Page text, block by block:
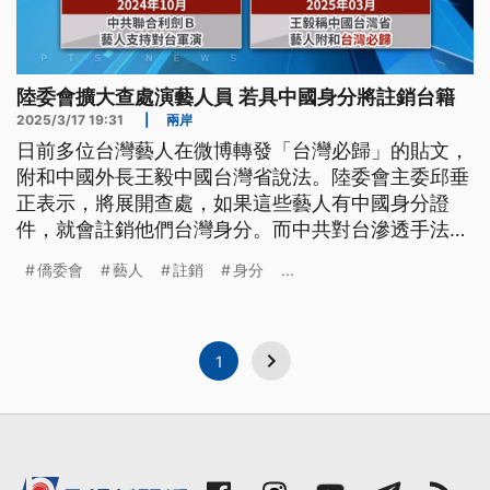
陸委會擴大查處演藝人員 若具中國身分將註銷台籍
2025/3/17 19:31 兩岸
日前多位台灣藝人在微博轉發「台灣必歸」的貼文，
附和中國外長王毅中國台灣省說法。陸委會主委邱垂
正表示，將展開查處，如果這些藝人有中國身分證
件，就會註銷他們台灣身分。而中共對台滲透手法甚
發放暖心包，企圖用小禮物收買海外華僑。
僑委會 藝人 註銷 身分 ...
1